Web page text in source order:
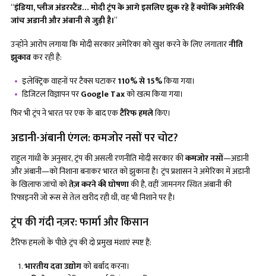
“इंडिया, प्लीज अंडरस्टैंड… मोदी ट्रंप के आगे इसलिए झुक रहे हैं क्योंकि अमेरिकी
जांच अडानी और अंबानी से जुड़ी है।”
उन्होंने आरोप लगाया कि मोदी सरकार अमेरिका को खुश करने के लिए लगातारनीति
झुकावकर रही है:
इलेक्ट्रिक वाहनों पर टैक्स घटाकर110% से 15%किया गया।
डिजिटल विज्ञापन परGoogle Taxको खत्म किया गया।
फिर भी ट्रंप ने भारत पर एक के बाद एकटैरिफ हमलेकिए।
अडानी-अंबानी एंगल: कमजोर नसों पर चोट?
राहुल गांधी के अनुसार, ट्रंप की असली रणनीति मोदी सरकार कीकमजोर नसों—अडानी
और अंबानी—को निशाना बनाकर भारत को झुकाना है। ट्रंप प्रशासन ने अमेरिका में अडानी
के खिलाफ जांचों कोतेज़ करने की घोषणाकी है, वहीं जामनगर स्थित अंबानी की
रिफाइनरी जो रूस से तेल खरीद रही थी, वह भी निशाने पर है।
ट्रंप की गंदी नज़र: फार्मा और किसान
टैरिफ हमलों के पीछे ट्रंप की दो प्रमुख मंशाएं स्पष्ट हैं:
भारतीय दवा उद्योगको बर्बाद करना।